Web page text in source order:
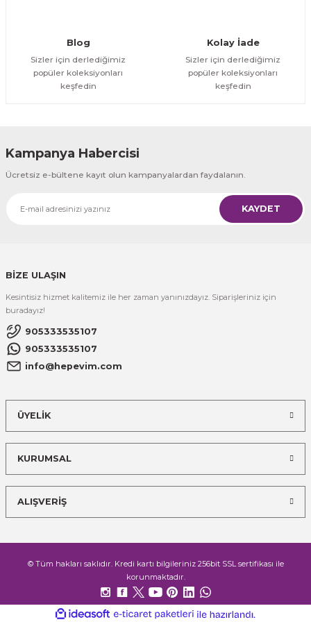
Blog
Sizler için derlediğimiz
popüler koleksiyonları
keşfedin
Kolay İade
Sizler için derlediğimiz
popüler koleksiyonları
keşfedin
Kampanya Habercisi
Ücretsiz e-bültene kayıt olun kampanyalardan faydalanın.
KAYDET
BİZE ULAŞIN
Kesintisiz hizmet kalitemiz ile her zaman yanınızdayız. Siparişleriniz için
buradayız!
905333535107
905333535107
info@hepevim.com
ÜYELİK
KURUMSAL
ALIŞVERİŞ
© Tüm hakları saklıdır. Kredi kartı bilgileriniz 256bit SSL sertifikası ile
korunmaktadır.
ideasoft
e-